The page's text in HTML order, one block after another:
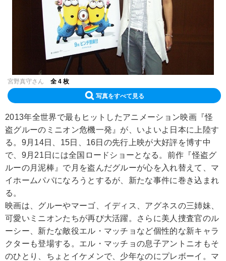
宮野真守さん 全 4 枚
写真をすべて見る
2013年全世界で最もヒットしたアニメーション映画『怪
盗グルーのミニオン危機一発』が、いよいよ日本に上陸す
る。9月14日、15日、16日の先行上映が大好評を博す中
で、9月21日には全国ロードショーとなる。前作『怪盗グ
ルーの月泥棒』で月を盗んだグルーが心を入れ替えて、マ
イホームパパになろうとするが、新たな事件に巻き込まれ
る。
映画は、グルーやマーゴ、イディス、アグネスの三姉妹、
可愛いミニオンたちが再び大活躍。さらに美人捜査官のル
ーシー、新たな敵役エル・マッチョなど個性的な新キャラ
クターも登場する。エル・マッチョの息子アントニオもそ
のひとり、ちょとイケメンで、少年なのにプレボーイ。マ